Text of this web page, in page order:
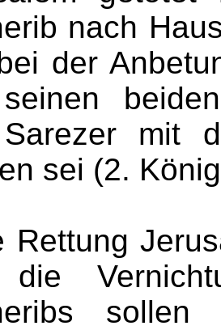
nach
der
mit
sei (2.
Rettung
die
sollen